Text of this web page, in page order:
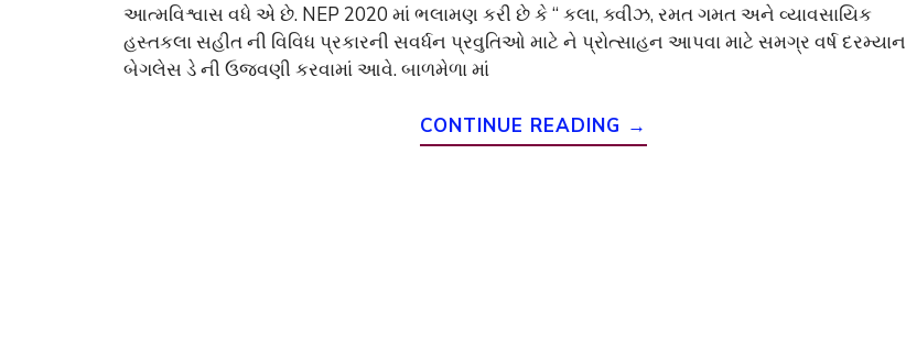
આત્મવિશ્વાસ વધે એ છે. NEP 2020 માં ભલામણ કરી છે કે “ કલા, ક્વીઝ, રમત ગમત અને વ્યાવસાયિક
હસ્તકલા સહીત ની વિવિધ પ્રકારની સવર્ધન પ્રવુતિઓ માટે ને પ્રોત્સાહન આપવા માટે સમગ્ર વર્ષ દરમ્યાન
બેગલેસ ડે ની ઉજવણી કરવામાં આવે. બાળમેળા માં
CONTINUE READING →